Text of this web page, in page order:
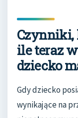
Czynniki,
ile teraz
dziecko
Gdy dziecko
wynikające na